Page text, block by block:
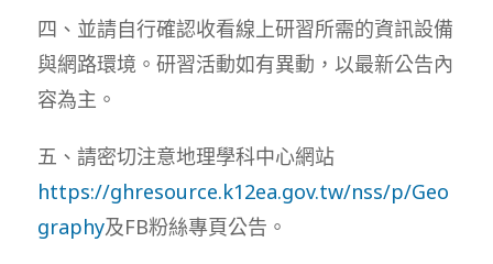
四、並請自行確認收看線上研習所需的資訊設備
與網路環境。研習活動如有異動，以最新公告內
容為主。
五、請密切注意地理學科中心網站
https://ghresource.k12ea.gov.tw/nss/p/Geo
graphy及FB粉絲專頁公告。